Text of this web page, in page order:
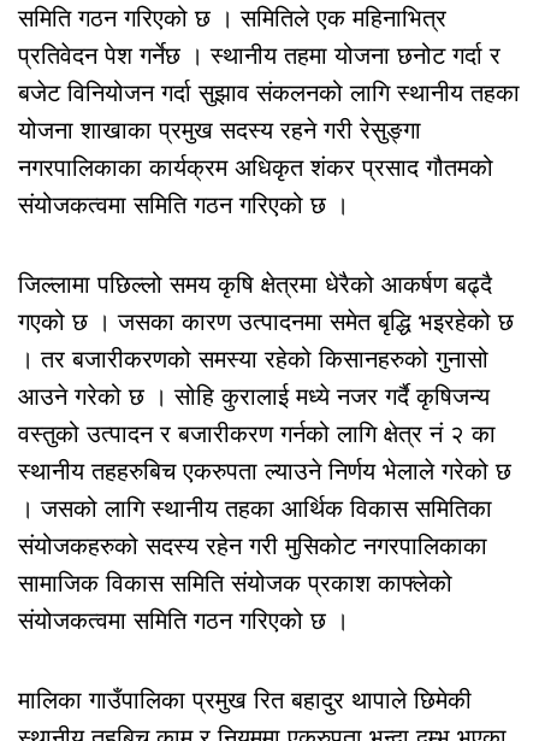
समिति गठन गरिएको छ । समितिले एक महिनाभित्र
प्रतिवेदन पेश गर्नेछ । स्थानीय तहमा योजना छनोट गर्दा र
बजेट विनियोजन गर्दा सुझाव संकलनको लागि स्थानीय तहका
योजना शाखाका प्रमुख सदस्य रहने गरी रेसुङ्गा
नगरपालिकाका कार्यक्रम अधिकृत शंकर प्रसाद गौतमको
संयोजकत्वमा समिति गठन गरिएको छ ।
जिल्लामा पछिल्लो समय कृषि क्षेत्रमा धेरैको आकर्षण बढ्दै
गएको छ । जसका कारण उत्पादनमा समेत बृद्धि भइरहेको छ
। तर बजारीकरणको समस्या रहेको किसानहरुको गुनासो
आउने गरेको छ । सोहि कुरालाई मध्ये नजर गर्दै कृषिजन्य
वस्तुको उत्पादन र बजारीकरण गर्नको लागि क्षेत्र नं २ का
स्थानीय तहहरुबिच एकरुपता ल्याउने निर्णय भेलाले गरेको छ
। जसको लागि स्थानीय तहका आर्थिक विकास समितिका
संयोजकहरुको सदस्य रहेन गरी मुसिकोट नगरपालिकाका
सामाजिक विकास समिति संयोजक प्रकाश काफ्लेको
संयोजकत्वमा समिति गठन गरिएको छ ।
मालिका गाउँपालिका प्रमुख रित बहादुर थापाले छिमेकी